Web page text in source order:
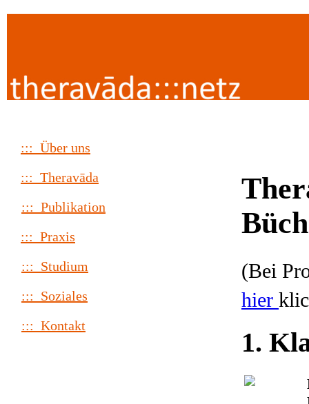
::: Über uns
::: Theravāda
::: Publikation
::: Praxis
::: Studium
::: Soziales
::: Kontakt
(Bei
hier
1.